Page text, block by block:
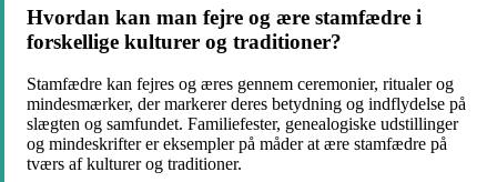
Hvordan kan man fejre og ære stamfædre i
forskellige kulturer og traditioner?
Stamfædre kan fejres og æres gennem ceremonier, ritualer og
mindesmærker, der markerer deres betydning og indflydelse på
slægten og samfundet. Familiefester, genealogiske udstillinger
og mindeskrifter er eksempler på måder at ære stamfædre på
tværs af kulturer og traditioner.